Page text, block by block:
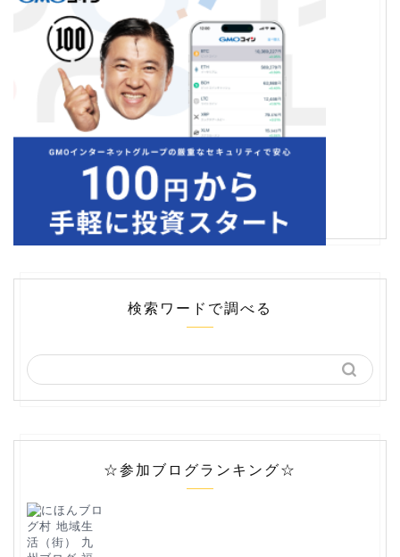
検索ワードで調べる
☆参加ブログランキング☆